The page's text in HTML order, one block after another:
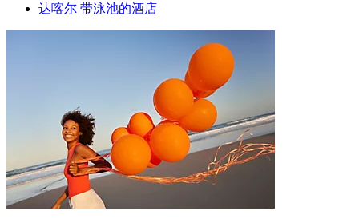
达喀尔 带泳池的酒店